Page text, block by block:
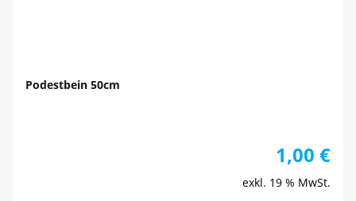
Podestbein 50cm
1,00 €
exkl. 19 % MwSt.